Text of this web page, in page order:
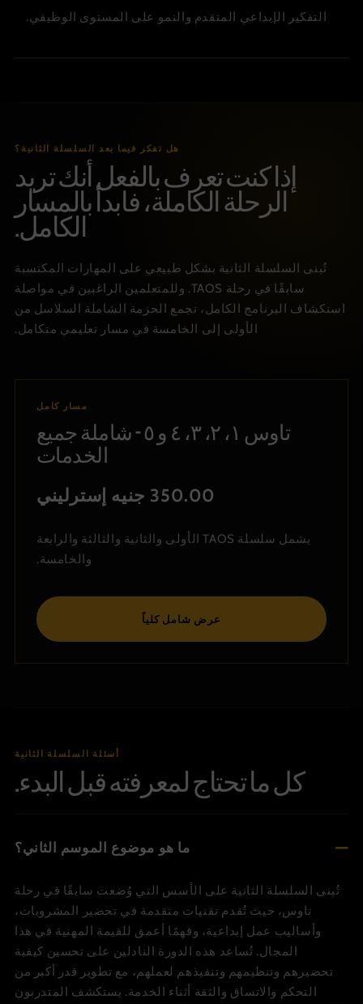
التفكير الإبداعي المتقدم والنمو على المستوى الوظيفي.
هل تفكر فيما بعد السلسلة الثانية؟
إذا كنت تعرف بالفعل أنك تريد
الرحلة الكاملة، فابدأ بالمسار
الكامل.
تُبنى السلسلة الثانية بشكل طبيعي على المهارات المكتسبة
سابقًا في رحلة TAOS. وللمتعلمين الراغبين في مواصلة
استكشاف البرنامج الكامل، تجمع الحزمة الشاملة السلاسل من
الأولى إلى الخامسة في مسار تعليمي متكامل.
مسار كامل
تاوس ١، ٢، ٣، ٤ و ٥ - شاملة جميع
الخدمات
350.00 جنيه إسترليني
يشمل سلسلة TAOS الأولى والثانية والثالثة والرابعة
والخامسة.
عرض شامل كلياً
أسئلة السلسلة الثانية
كل ما تحتاج لمعرفته قبل البدء.
ما هو موضوع الموسم الثاني؟
تُبنى السلسلة الثانية على الأسس التي وُضعت سابقًا في رحلة
تاوس، حيث تُقدم تقنيات متقدمة في تحضير المشروبات،
وأساليب عمل إبداعية، وفهمًا أعمق للقيمة المهنية في هذا
المجال. تُساعد هذه الدورة النادلين على تحسين كيفية
تحضيرهم وتنظيمهم وتنفيذهم لعملهم، مع تطوير قدر أكبر من
التحكم والاتساق والثقة أثناء الخدمة. يستكشف المتدربون